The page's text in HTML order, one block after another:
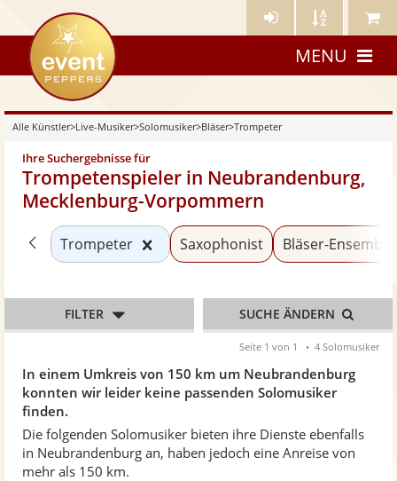
Künstler- Künstler Meine
eventpeppers
MENU
Alle Künstler>Live-Musiker>Solomusiker>Bläser>Trompeter
Ihre Suchergebnisse für
Trompetenspieler in Neubrandenburg,
Mecklenburg-Vorpommern
In einem Umkreis von 150 km um Neubrandenburg
konnten wir leider keine passenden Solomusiker
finden.
Die folgenden Solomusiker bieten ihre Dienste ebenfalls
in Neubrandenburg an, haben jedoch eine Anreise von
mehr als 150 km.
Zurück zu «Bläser»
Trompeter Kategorie «Trompeter»
Saxophonist Bläser-Ensemble
FILTER SUCHE ÄNDERN
Seite 1 von 1 4 Solomusiker